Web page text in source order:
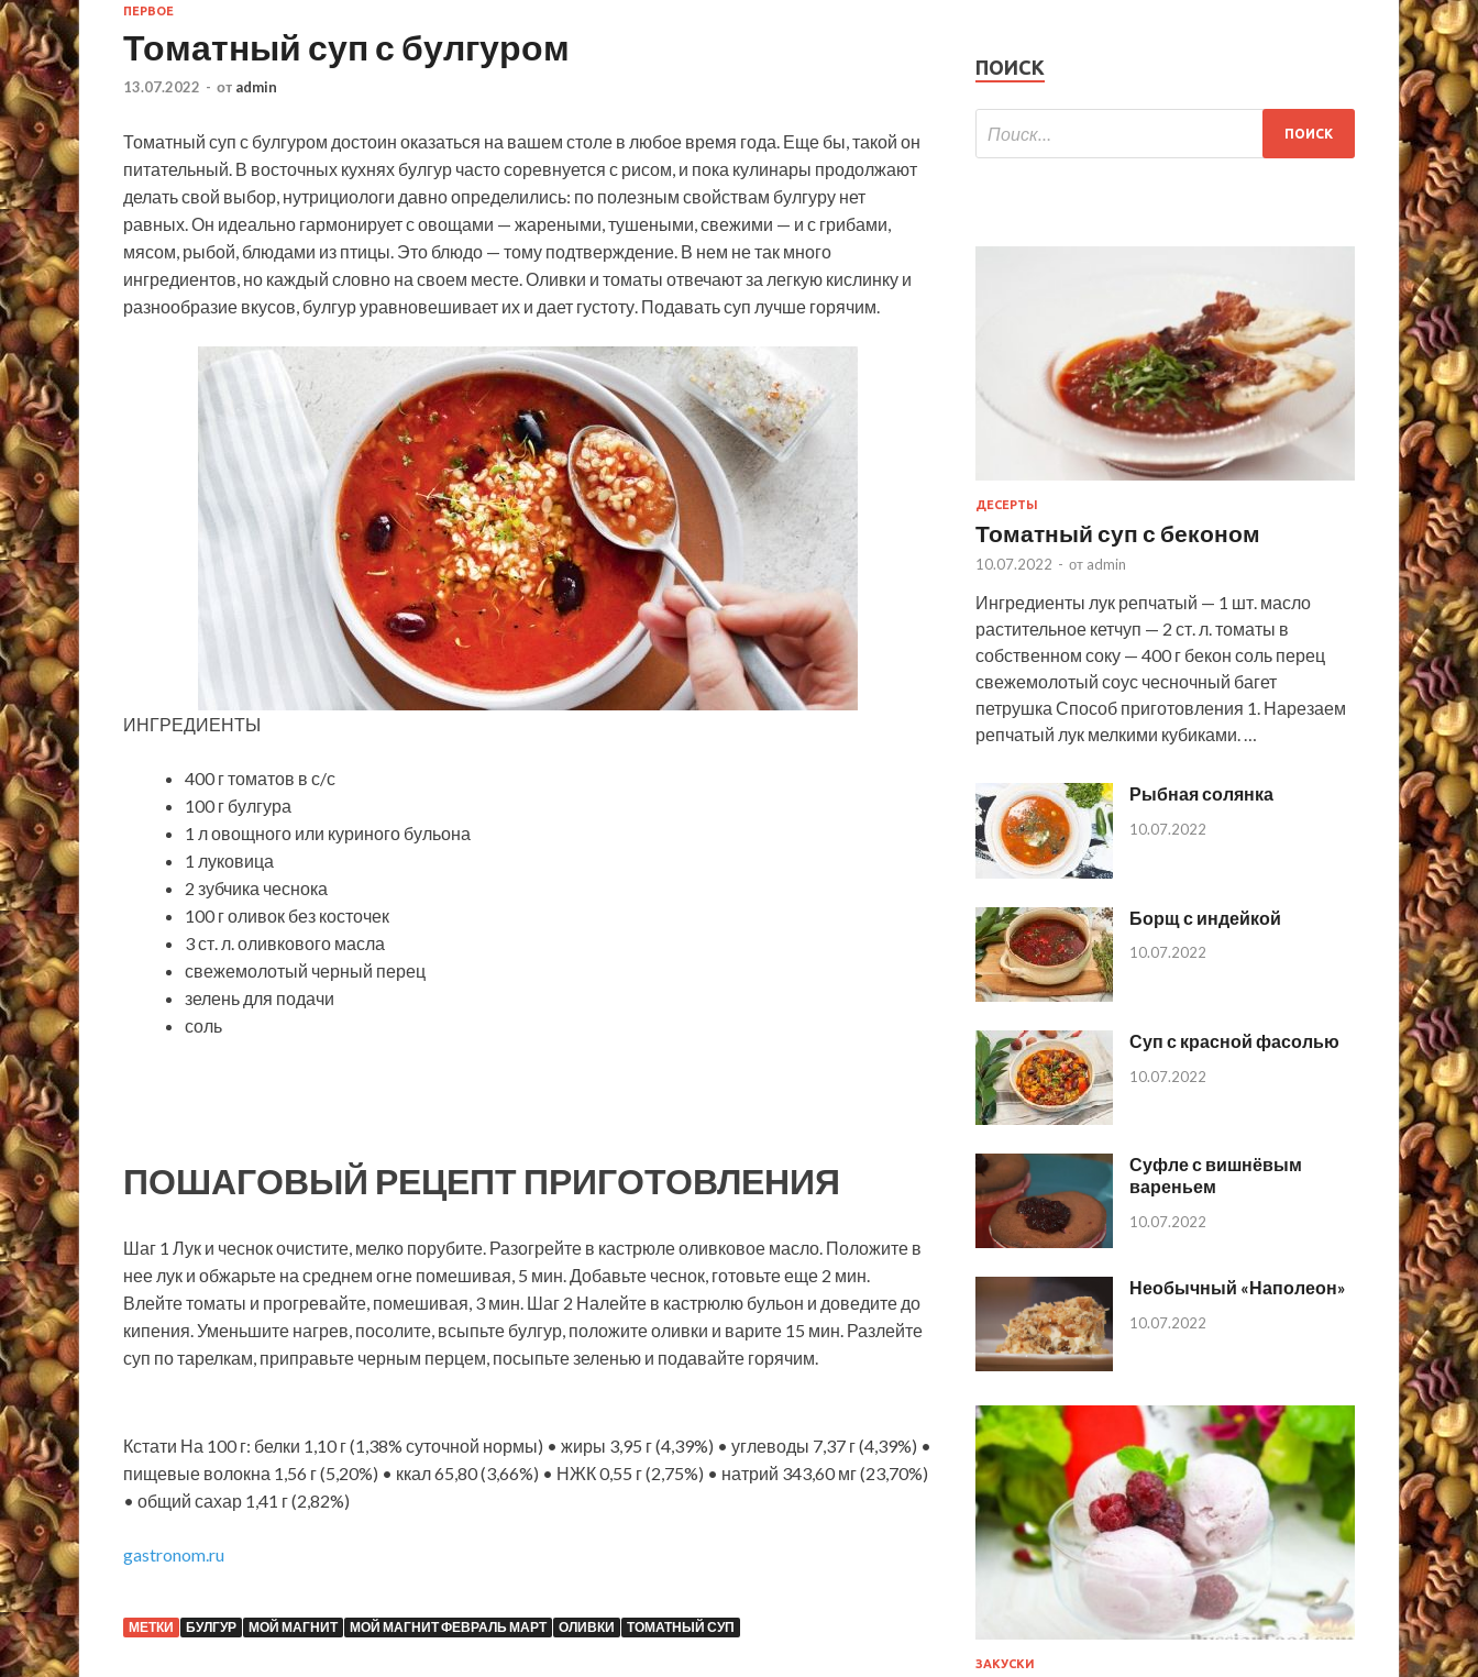
ПЕРВОЕ
Томатный суп с булгуром
13.07.2022 - от admin
Томатный суп с булгуром достоин оказаться на вашем столе в любое время года. Еще бы, такой он
питательный. В восточных кухнях булгур часто соревнуется с рисом, и пока кулинары продолжают
делать свой выбор, нутрициологи давно определились: по полезным свойствам булгуру нет
равных. Он идеально гармонирует с овощами — жареными, тушеными, свежими — и с грибами,
мясом, рыбой, блюдами из птицы. Это блюдо — тому подтверждение. В нем не так много
ингредиентов, но каждый словно на своем месте. Оливки и томаты отвечают за легкую кислинку и
разнообразие вкусов, булгур уравновешивает их и дает густоту. Подавать суп лучше горячим.
ИНГРЕДИЕНТЫ
400 г томатов в с/с
100 г булгура
1 л овощного или куриного бульона
1 луковица
2 зубчика чеснока
100 г оливок без косточек
3 ст. л. оливкового масла
свежемолотый черный перец
зелень для подачи
соль
ПОШАГОВЫЙ РЕЦЕПТ ПРИГОТОВЛЕНИЯ
Шаг 1 Лук и чеснок очистите, мелко порубите. Разогрейте в кастрюле оливковое масло. Положите в
нее лук и обжарьте на среднем огне помешивая, 5 мин. Добавьте чеснок, готовьте еще 2 мин.
Влейте томаты и прогревайте, помешивая, 3 мин. Шаг 2 Налейте в кастрюлю бульон и доведите до
кипения. Уменьшите нагрев, посолите, всыпьте булгур, положите оливки и варите 15 мин. Разлейте
суп по тарелкам, приправьте черным перцем, посыпьте зеленью и подавайте горячим.
Кстати На 100 г: белки 1,10 г (1,38% суточной нормы) • жиры 3,95 г (4,39%) • углеводы 7,37 г (4,39%) •
пищевые волокна 1,56 г (5,20%) • ккал 65,80 (3,66%) • НЖК 0,55 г (2,75%) • натрий 343,60 мг (23,70%)
• общий сахар 1,41 г (2,82%)
gastronom.ru
МЕТКИ БУЛГУР МОЙ МАГНИТ МОЙ МАГНИТ ФЕВРАЛЬ МАРТ ОЛИВКИ ТОМАТНЫЙ СУП
ПОИСК
ДЕСЕРТЫ
Томатный суп с беконом
10.07.2022 - от admin
Ингредиенты лук репчатый — 1 шт. масло
растительное кетчуп — 2 ст. л. томаты в
собственном соку — 400 г бекон соль перец
свежемолотый соус чесночный багет
петрушка Способ приготовления 1. Нарезаем
репчатый лук мелкими кубиками. …
Рыбная солянка
10.07.2022
Борщ с индейкой
10.07.2022
Суп с красной фасолью
10.07.2022
Суфле с вишнёвым
вареньем
10.07.2022
Необычный «Наполеон»
10.07.2022
ЗАКУСКИ